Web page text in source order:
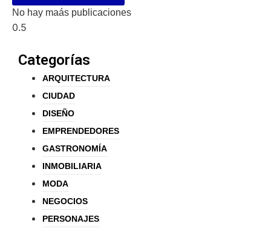
No hay maás publicaciones
Categorías
ARQUITECTURA
CIUDAD
DISEÑO
EMPRENDEDORES
GASTRONOMÍA
INMOBILIARIA
MODA
NEGOCIOS
PERSONAJES